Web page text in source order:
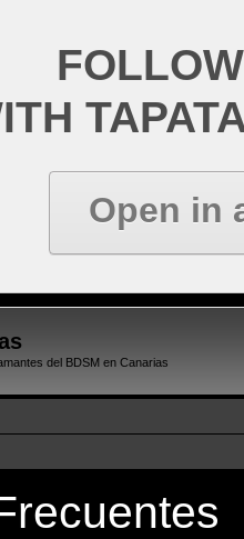
Open in
del BDSM en Canarias